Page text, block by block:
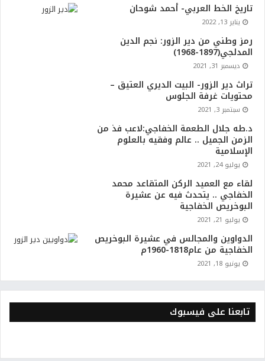
تاريخ الخط العربي- أحمد شوحان
يناير 13, 2022
رمز وطني من دير الزور: نجم الدين
المدلجي(1897-1968)
ديسمبر 31, 2021
تراث دير الزور- البيت الديري العتيق –
محتويات غرفة الجلوس
سبتمبر 3, 2021
د.طه جلال الطعمة الخفاجي:لاعب فذ من
الزمن الجميل .. عالم وفقيه بالعلوم
الإسلامية
يوليو 24, 2021
لقاء مع العميد الركن المتقاعد محمد
الخفاجي .. يتحدث فيه عن عشيرة
البوخريص الخفاجية
يوليو 21, 2021
الدواوين والمجالس في عشيرة البوخريص
الخفاجية من عام1818-1960م
يونيو 18, 2021
تابعنا على فيسبوك